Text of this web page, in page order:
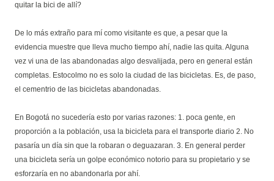
quitar la bici de allí?
De lo más extraño para mí como visitante es que, a pesar que la
evidencia muestre que lleva mucho tiempo ahí, nadie las quita. Alguna
vez vi una de las abandonadas algo desvalijada, pero en general están
completas. Estocolmo no es solo la ciudad de las bicicletas. Es, de paso,
el cementrio de las bicicletas abandonadas.
En Bogotá no sucedería esto por varias razones: 1. poca gente, en
proporción a la población, usa la bicicleta para el transporte diario 2. No
pasaría un día sin que la robaran o deguazaran. 3. En general perder
una bicicleta sería un golpe económico notorio para su propietario y se
esforzaría en no abandonarla por ahí.